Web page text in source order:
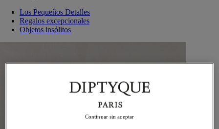
Los Pequeños Detalles
Regalos excepcionales
Objetos insólitos
Continuar sin aceptar